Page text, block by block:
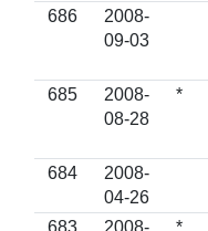
686
2008-
09-03
685
2008-
08-28
*
684
2008-
04-26
683
2008-
*